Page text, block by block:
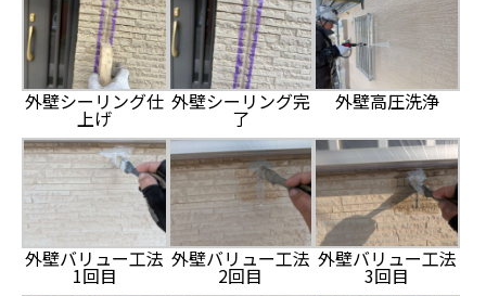
外壁シーリング仕
上げ
外壁シーリング完
了
外壁高圧洗浄
外壁バリュー工法
1回目
外壁バリュー工法
2回目
外壁バリュー工法
3回目